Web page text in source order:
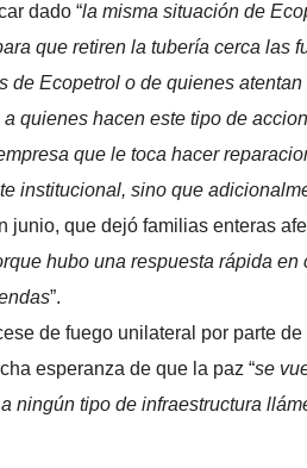
dado “la misma situación de
que retiren la tubería cerca las
de Ecopetrol o de quienes
quienes hacen este tipo de
que le toca hacer
institucional, sino que
que dejó familias enteras
hubo una respuesta rápida
”.
de fuego unilateral por parte
esperanza de que la paz “se
ningún tipo de infraestructura